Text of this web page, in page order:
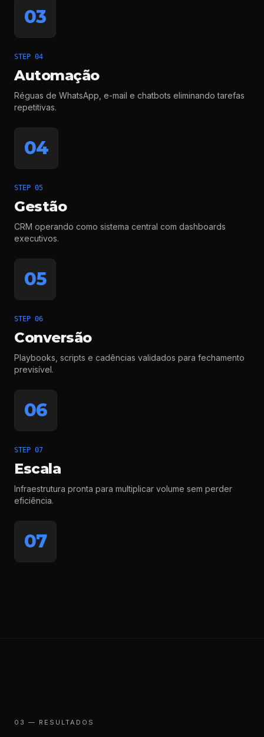
03
STEP 04
Automação
Réguas de WhatsApp, e-mail e chatbots eliminando tarefas
repetitivas.
04
STEP 05
Gestão
CRM operando como sistema central com dashboards
executivos.
05
STEP 06
Conversão
Playbooks, scripts e cadências validados para fechamento
previsível.
06
STEP 07
Escala
Infraestrutura pronta para multiplicar volume sem perder
eficiência.
07
03 — RESULTADOS